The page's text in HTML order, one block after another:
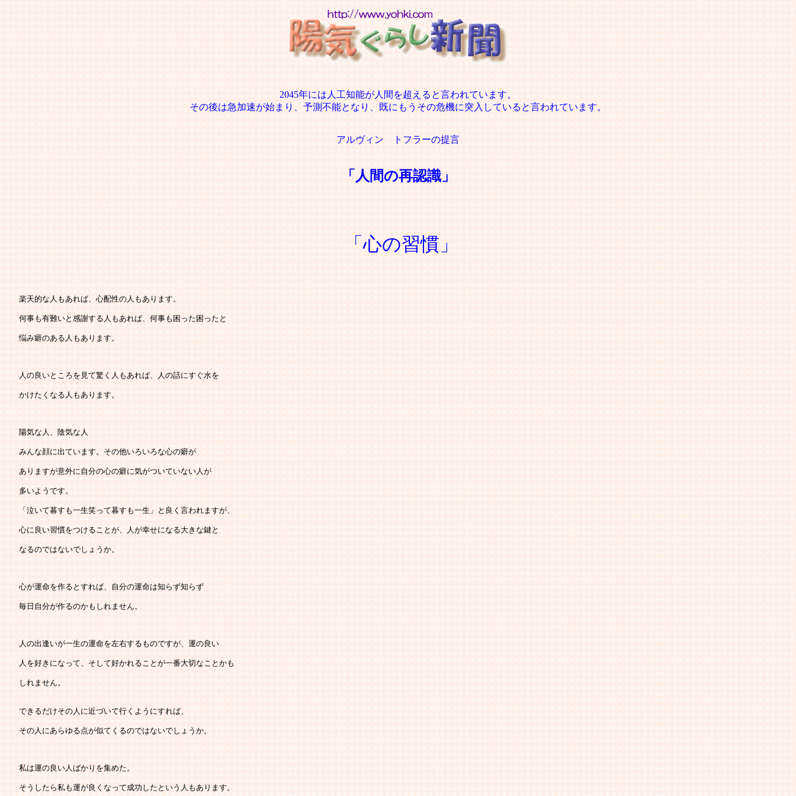
2045年には人工知能が人間を超えると言われています。
その後は急加速が始まり、予測不能となり、既にもうその危機に突入していると言われています。
アルヴィン トフラーの提言
「人間の再認識」
「心の習慣」
楽天的な人もあれば、心配性の人もあります。
何事も有難いと感謝する人もあれば、何事も困った困ったと
悩み癖のある人もあります。
人の良いところを見て驚く人もあれば、人の話にすぐ水を
かけたくなる人もあります。
陽気な人、陰気な人
みんな顔に出ています。その他いろいろな心の癖が
ありますが意外に自分の心の癖に気がついていない人が
多いようです。
「泣いて暮すも一生笑って暮すも一生」と良く言われますが、
心に良い習慣をつけることが、人が幸せになる大きな鍵と
なるのではないでしょうか。
心が運命を作るとすれば、自分の運命は知らず知らず
毎日自分が作るのかもしれません。
人の出逢いが一生の運命を左右するものですが、運の良い
人を好きになって、そして好かれることが一番大切なことかも
しれません。
できるだけその人に近づいて行くようにすれば、
その人にあらゆる点が似てくるのではないでしょうか。
私は運の良い人ばかりを集めた。
そうしたら私も運が良くなって成功したという人もあります。